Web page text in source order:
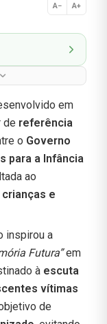
A− A+
Normal
em
de referência
o Governo
para a Infância
ao
e
inspirou a
Futura”em
à escuta
vítimas
de